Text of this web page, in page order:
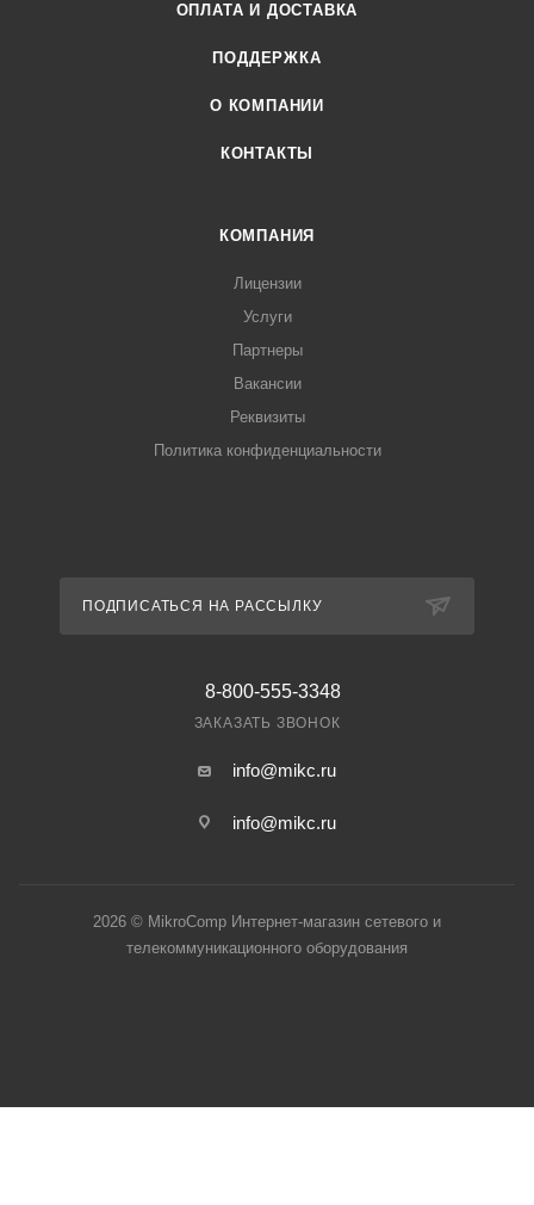
ОПЛАТА И ДОСТАВКА
ПОДДЕРЖКА
О КОМПАНИИ
КОНТАКТЫ
КОМПАНИЯ
Лицензии
Услуги
Партнеры
Вакансии
Реквизиты
Политика конфиденциальности
ПОДПИСАТЬСЯ НА РАССЫЛКУ
8-800-555-3348
ЗАКАЗАТЬ ЗВОНОК
info@mikc.ru
info@mikc.ru
2026 © MikroComp Интернет-магазин сетевого и
телекоммуникационного оборудования